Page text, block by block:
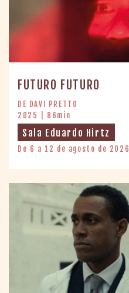
FUTURO FUTURO
DE DAVI PRETTO
2025 | 86min
Sala Eduardo Hirtz
De 6 a 12 de agosto de 2026